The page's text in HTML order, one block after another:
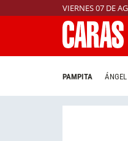
VIERNES 07 DE
PAMPITA ÁNGEL